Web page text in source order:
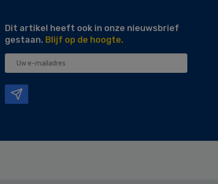
Dit artikel heeft ook in onze nieuwsbrief
gestaan. Blijf op de hoogte.
Uw